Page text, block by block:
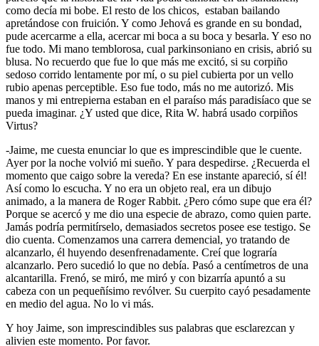
como decía mi bobe. El resto de los chicos, estaban bailando
apretándose con fruición. Y como Jehová es grande en su bondad,
pude acercarme a ella, acercar mi boca a su boca y besarla. Y eso no
fue todo. Mi mano temblorosa, cual parkinsoniano en crisis, abrió su
blusa. No recuerdo que fue lo que más me excitó, si su corpiño
sedoso corrido lentamente por mí, o su piel cubierta por un vello
rubio apenas perceptible. Eso fue todo, más no me autorizó. Mis
manos y mi entrepierna estaban en el paraíso más paradisíaco que se
pueda imaginar. ¿Y usted que dice, Rita W. habrá usado corpiños
Virtus?
-Jaime, me cuesta enunciar lo que es imprescindible que le cuente.
Ayer por la noche volvió mi sueño. Y para despedirse. ¿Recuerda el
momento que caigo sobre la vereda? En ese instante apareció, sí él!
Así como lo escucha. Y no era un objeto real, era un dibujo
animado, a la manera de Roger Rabbit. ¿Pero cómo supe que era él?
Porque se acercó y me dio una especie de abrazo, como quien parte.
Jamás podría permitírselo, demasiados secretos posee ese testigo. Se
dio cuenta. Comenzamos una carrera demencial, yo tratando de
alcanzarlo, él huyendo desenfrenadamente. Creí que lograría
alcanzarlo. Pero sucedió lo que no debía. Pasó a centímetros de una
alcantarilla. Frenó, se miró, me miró y con bizarría apuntó a su
cabeza con un pequeñísimo revólver. Su cuerpito cayó pesadamente
en medio del agua. No lo vi más.
Y hoy Jaime, son imprescindibles sus palabras que esclarezcan y
alivien este momento. Por favor.